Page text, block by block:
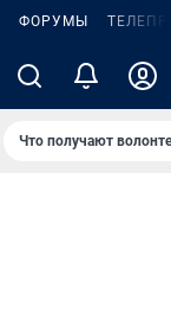
ФОРУМЫ
Что получают